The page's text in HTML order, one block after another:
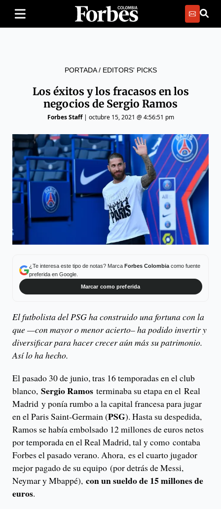
PORTADA/ EDITORS' PICKS
Los éxitos y los fracasos en los
negocios de Sergio Ramos
Forbes Staff| octubre 15, 2021 @ 4:56:51 pm
¿Te interesa este tipo de notas? Marca Forbes Colombiacomo fuente
preferida en Google.
Marcar como preferida
El futbolista del PSG ha construido una fortuna con la
que —con mayor o menor acierto– ha podido invertir y
diversificar para hacer crecer aún más su patrimonio.
Así lo ha hecho.
El pasado 30 de junio, tras 16 temporadas en el club
blanco, Sergio Ramos terminaba su etapa en el Real
Madrid y ponía rumbo a la capital francesa para jugar
en el Paris Saint-Germain (PSG). Hasta su despedida,
Ramos se había embolsado 12 millones de euros netos
por temporada en el Real Madrid, tal y como contaba
Forbes el pasado verano. Ahora, es el cuarto jugador
mejor pagado de su equipo (por detrás de Messi,
Neymar y Mbappé), con un sueldo de 15 millones de
euros.